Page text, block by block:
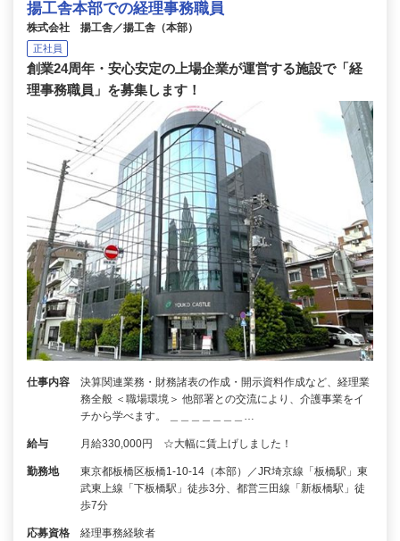
揚工舎本部での経理事務職員
株式会社 揚工舎／揚工舎（本部）
正社員
創業24周年・安心安定の上場企業が運営する施設で「経
理事務職員」を募集します！
仕事内容
決算関連業務・財務諸表の作成・開示資料作成など、経理業
務全般 ＜職場環境＞ 他部署との交流により、介護事業をイ
チから学べます。 ＿＿＿＿＿＿＿…
給与 月給330,000円 ☆大幅に賃上げしました！
勤務地
東京都板橋区板橋1-10-14（本部）／JR埼京線「板橋駅」東
武東上線「下板橋駅」徒歩3分、都営三田線「新板橋駅」徒
歩7分
応募資格 経理事務経験者